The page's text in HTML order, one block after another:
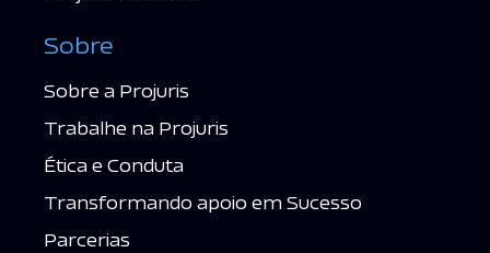
Sobre
Sobre a Projuris
Trabalhe na Projuris
Ética e Conduta
Transformando apoio em Sucesso
Parcerias